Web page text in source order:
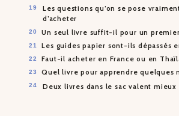
Les questions qu’on se pose
d’acheter
Un seul livre suffit-il pour un premier
Les guides papier sont-ils dépassés
Faut-il acheter en France ou en
Quel livre pour apprendre quelques
Deux livres dans le sac valent mieux